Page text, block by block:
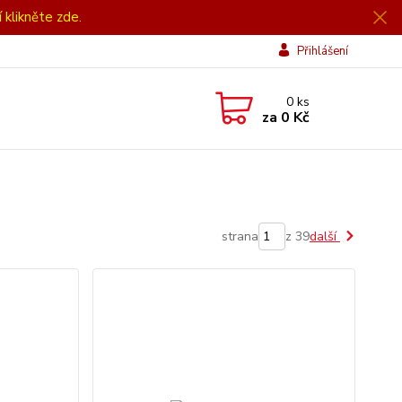
zde.
Přihlášení
0ks
za 0 Kč
strana z 39další